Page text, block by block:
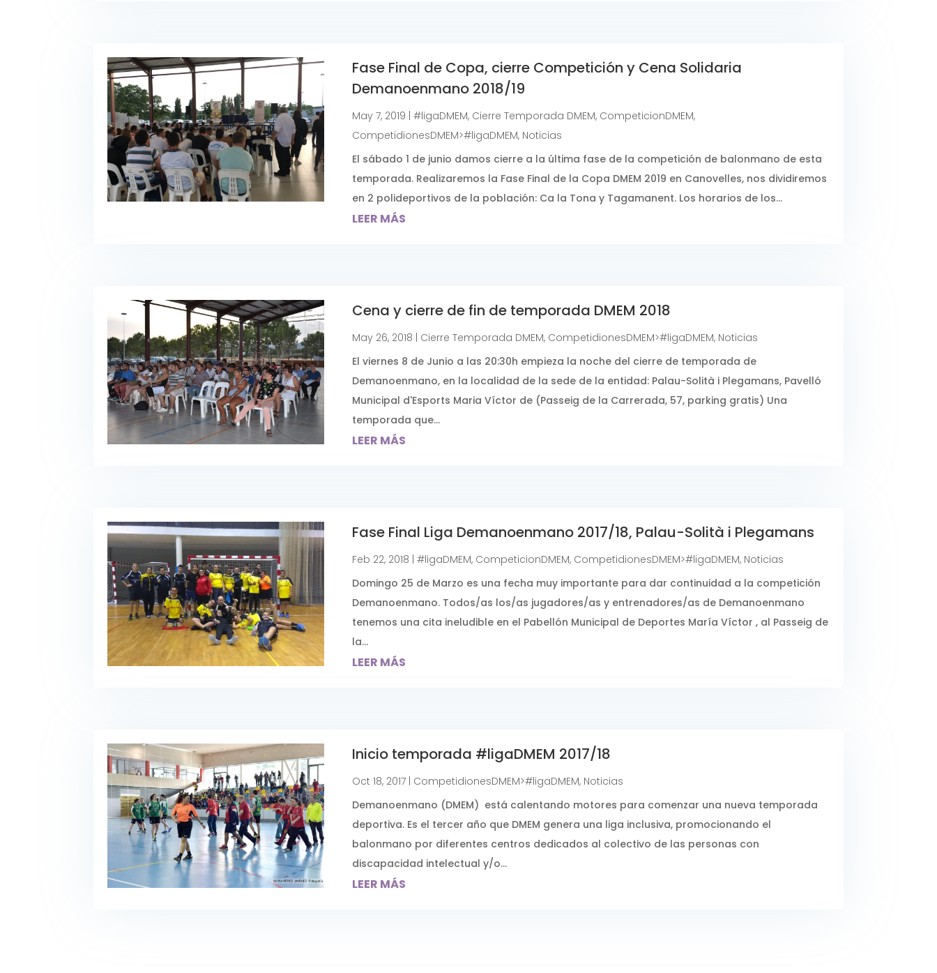
Fase Final de Copa, cierre Competición y Cena Solidaria
Demanoenmano 2018/19
May 7, 2019 | #ligaDMEM, Cierre Temporada DMEM, CompeticionDMEM,
CompetidionesDMEM>#ligaDMEM, Noticias
El sábado 1 de junio damos cierre a la última fase de la competición de balonmano de esta
temporada. Realizaremos la Fase Final de la Copa DMEM 2019 en Canovelles, nos dividiremos
en 2 polideportivos de la población: Ca la Tona y Tagamanent. Los horarios de los...
LEER MÁS
Cena y cierre de fin de temporada DMEM 2018
May 26, 2018 | Cierre Temporada DMEM, CompetidionesDMEM>#ligaDMEM, Noticias
El viernes 8 de Junio a las 20:30h empieza la noche del cierre de temporada de
Demanoenmano, en la localidad de la sede de la entidad: Palau-Solità i Plegamans, Pavelló
Municipal d'Esports Maria Víctor de (Passeig de la Carrerada, 57, parking gratis) Una
temporada que...
LEER MÁS
Fase Final Liga Demanoenmano 2017/18, Palau-Solità i Plegamans
Feb 22, 2018 | #ligaDMEM, CompeticionDMEM, CompetidionesDMEM>#ligaDMEM, Noticias
Domingo 25 de Marzo es una fecha muy importante para dar continuidad a la competición
Demanoenmano. Todos/as los/as jugadores/as y entrenadores/as de Demanoenmano
tenemos una cita ineludible en el Pabellón Municipal de Deportes María Víctor , al Passeig de
la...
LEER MÁS
Inicio temporada #ligaDMEM 2017/18
Oct 18, 2017| CompetidionesDMEM>#ligaDMEM, Noticias
Demanoenmano (DMEM) está calentando motores para comenzar una nueva temporada
deportiva. Es el tercer año que DMEM genera una liga inclusiva, promocionando el
balonmano por diferentes centros dedicados al colectivo de las personas con
discapacidad intelectual y/o...
LEER MÁS